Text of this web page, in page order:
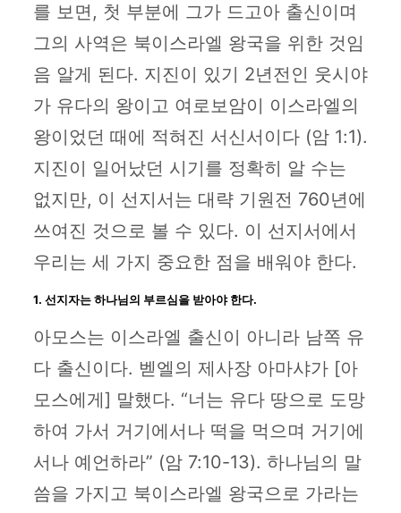
를 보면, 첫 부분에 그가 드고아 출신이며
그의 사역은 북이스라엘 왕국을 위한 것임
음 알게 된다. 지진이 있기 2년전인 웃시야
가 유다의 왕이고 여로보암이 이스라엘의
왕이었던 때에 적혀진 서신서이다 (암 1:1).
지진이 일어났던 시기를 정확히 알 수는
없지만, 이 선지서는 대략 기원전 760년에
쓰여진 것으로 볼 수 있다. 이 선지서에서
우리는 세 가지 중요한 점을 배워야 한다.
1. 선지자는 하나님의 부르심을 받아야 한다.
아모스는 이스라엘 출신이 아니라 남쪽 유
다 출신이다. 벧엘의 제사장 아마샤가 [아
모스에게] 말했다. “너는 유다 땅으로 도망
하여 가서 거기에서나 떡을 먹으며 거기에
서나 예언하라” (암 7:10-13). 하나님의 말
씀을 가지고 북이스라엘 왕국으로 가라는